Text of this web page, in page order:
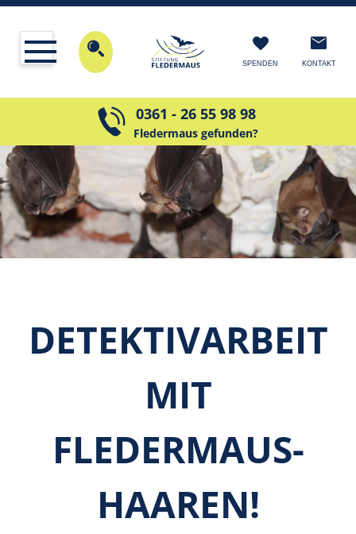
SPENDEN KONTAKT
0361 - 26 55 98 98
Fledermaus gefunden?
DETEKTIV­ARBEIT
MIT
FLEDERMAUS­
HAAREN!